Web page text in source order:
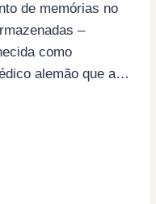
de memórias no
–
como
alemão que a…